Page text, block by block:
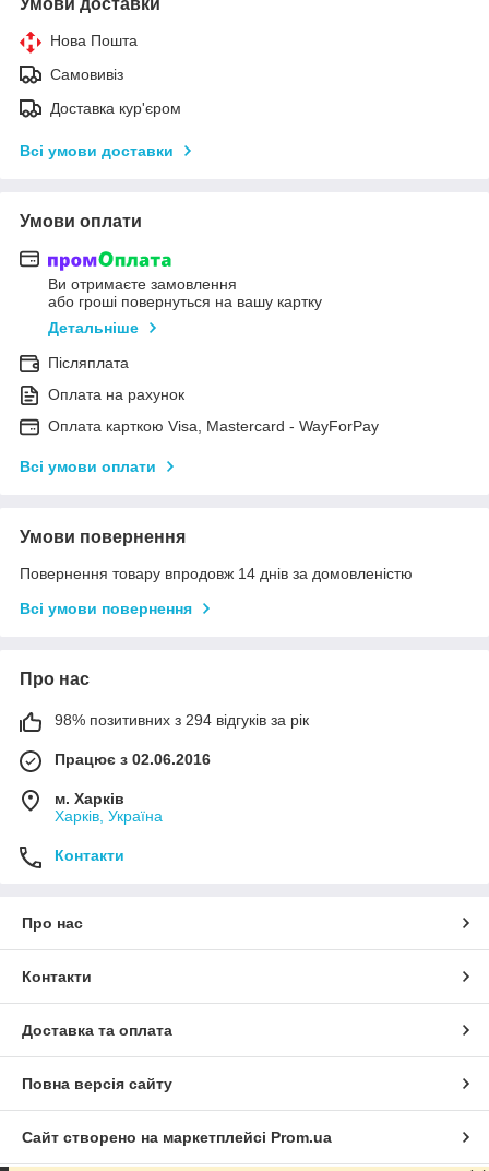
Нова Пошта
Самовивіз
Доставка кур'єром
Всі умови доставки
Умови оплати
Ви отримаєте замовлення
або гроші повернуться на вашу картку
Детальніше
Післяплата
Оплата на рахунок
Оплата карткою Visa, Mastercard - WayForPay
Всі умови оплати
Умови повернення
Повернення товару впродовж 14 днів за домовленістю
Всі умови повернення
Про нас
98% позитивних з 294 відгуків за рік
Працює з 02.06.2016
м. Харків
Харків, Україна
Контакти
Про нас
Контакти
Доставка та оплата
Повна версія сайту
Сайт створено на маркетплейсі Prom.ua